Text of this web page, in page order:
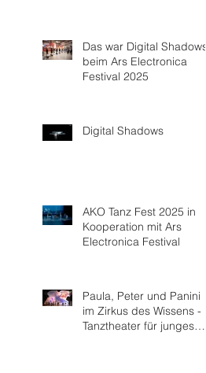
Das war Digital Shadows
beim Ars Electronica
Festival 2025
Digital Shadows
AKO Tanz Fest 2025 in
Kooperation mit Ars
Electronica Festival
Paula, Peter und Panini
im Zirkus des Wissens -
Tanztheater für junges